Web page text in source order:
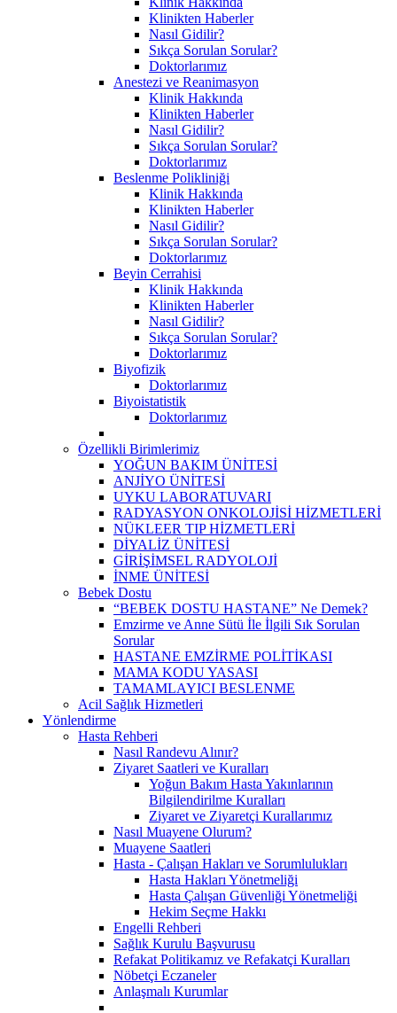
Klinikten Haberler
Nasıl Gidilir?
Sıkça Sorulan Sorular?
Doktorlarımız
Anestezi ve Reanimasyon
Klinik Hakkında
Klinikten Haberler
Nasıl Gidilir?
Sıkça Sorulan Sorular?
Doktorlarımız
Beslenme Polikliniği
Klinik Hakkında
Klinikten Haberler
Nasıl Gidilir?
Sıkça Sorulan Sorular?
Doktorlarımız
Beyin Cerrahisi
Klinik Hakkında
Klinikten Haberler
Nasıl Gidilir?
Sıkça Sorulan Sorular?
Doktorlarımız
Biyofizik
Doktorlarımız
Biyoistatistik
Doktorlarımız
Özellikli Birimlerimiz
YOĞUN BAKIM ÜNİTESİ
ANJİYO ÜNİTESİ
UYKU LABORATUVARI
RADYASYON ONKOLOJİSİ HİZMETLERİ
NÜKLEER TIP HİZMETLERİ
DİYALİZ ÜNİTESİ
GİRİŞİMSEL RADYOLOJİ
İNME ÜNİTESİ
Bebek Dostu
“BEBEK DOSTU HASTANE” Ne Demek?
Emzirme ve Anne Sütü İle İlgili Sık Sorulan
Sorular
HASTANE EMZİRME POLİTİKASI
MAMA KODU YASASI
TAMAMLAYICI BESLENME
Acil Sağlık Hizmetleri
Yönlendirme
Hasta Rehberi
Nasıl Randevu Alınır?
Ziyaret Saatleri ve Kuralları
Yoğun Bakım Hasta Yakınlarının
Bilgilendirilme Kuralları
Ziyaret ve Ziyaretçi Kurallarımız
Nasıl Muayene Olurum?
Muayene Saatleri
Hasta - Çalışan Hakları ve Sorumlulukları
Hasta Hakları Yönetmeliği
Hasta Çalışan Güvenliği Yönetmeliği
Hekim Seçme Hakkı
Engelli Rehberi
Sağlık Kurulu Başvurusu
Refakat Politikamız ve Refakatçi Kuralları
Nöbetçi Eczaneler
Anlaşmalı Kurumlar